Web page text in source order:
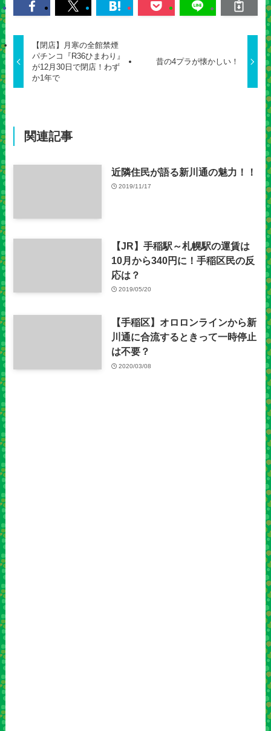
【閉店】月寒の全館禁煙
パチンコ『R36ひまわり』
が12月30日で閉店！わず
か1年で
昔の4プラが懐かしい！
関連記事
近隣住民が語る新川通の魅力！！
2019/11/17
【JR】手稲駅～札幌駅の運賃は
10月から340円に！手稲区民の反
応は？
2019/05/20
【手稲区】オロロンラインから新
川通に合流するときって一時停止
は不要？
2020/03/08